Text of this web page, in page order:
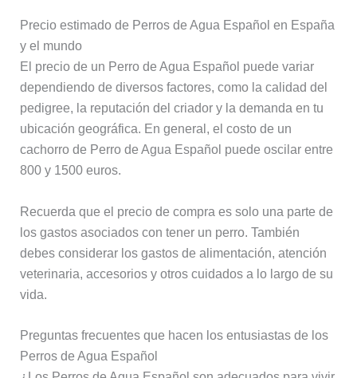
Precio estimado de Perros de Agua Español en España
y el mundo
El precio de un Perro de Agua Español puede variar
dependiendo de diversos factores, como la calidad del
pedigree, la reputación del criador y la demanda en tu
ubicación geográfica. En general, el costo de un
cachorro de Perro de Agua Español puede oscilar entre
800 y 1500 euros.
Recuerda que el precio de compra es solo una parte de
los gastos asociados con tener un perro. También
debes considerar los gastos de alimentación, atención
veterinaria, accesorios y otros cuidados a lo largo de su
vida.
Preguntas frecuentes que hacen los entusiastas de los
Perros de Agua Español